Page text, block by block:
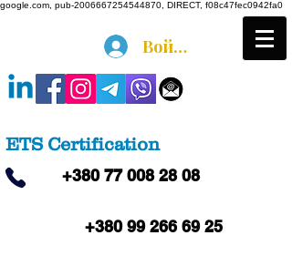
google.com, pub-2006667254544870, DIRECT, f08c47fec0942fa0
Войти
ETS Certification
+380 77 008 28 08
+380 99 266 69 25